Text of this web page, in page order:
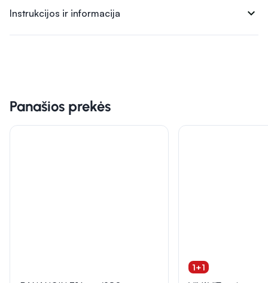
Instrukcijos ir informacija expand_more
Panašios prekės
1+1